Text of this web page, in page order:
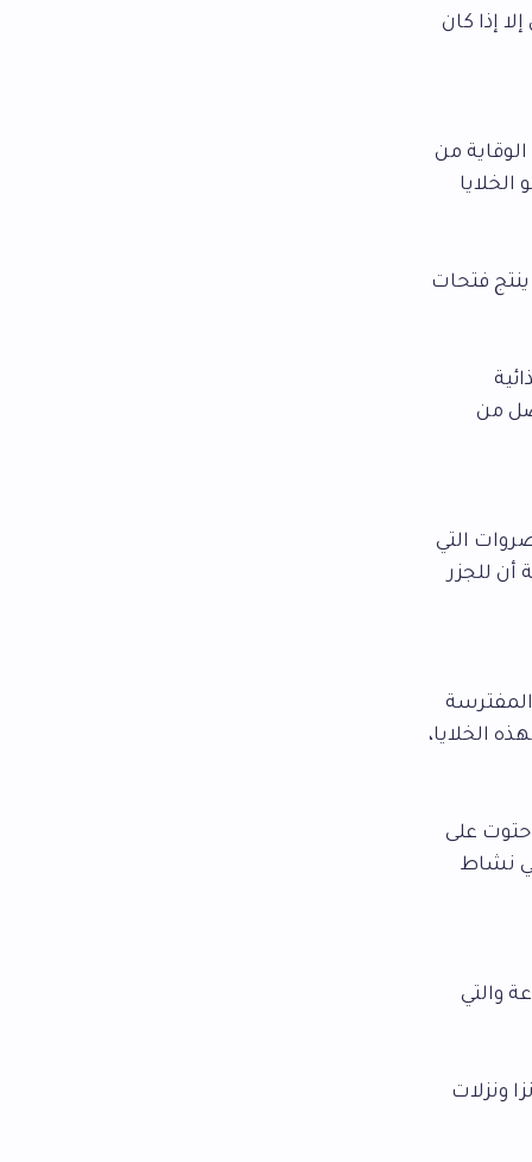
إذا كان
من
فتحات
من
التي
للجزر
الخلايا،
على
نشاط
والتي
ونزلات